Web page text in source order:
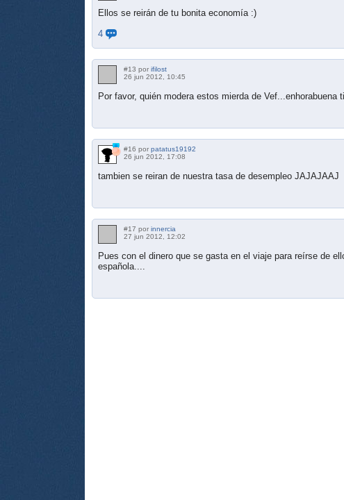
Ellos se reirán de tu bonita economía :)
4
#13 por ifilost
26 jun 2012, 10:45
Por favor, quién modera estos mierda de
#16 por patatus19192
26 jun 2012, 17:08
tambien se reiran de nuestra tasa de desempleo JAJAJAAJ
#17 por innercia
27 jun 2012, 12:02
Pues con el dinero que se gasta en el viaje para reírse de
española....